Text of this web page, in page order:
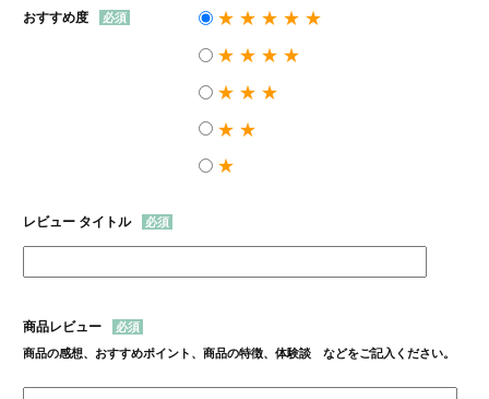
おすすめ度
★★★★★
★★★★
★★★
★★
★
レビュー タイトル
商品レビュー
商品の感想、おすすめポイント、商品の特徴、体験談 などをご記入ください。